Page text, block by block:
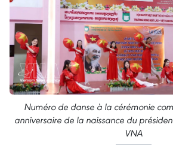
Numéro de danse à la cérémonie
anniversaire de la naissance du
VNA